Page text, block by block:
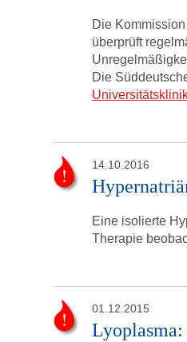
Die
überprüft
Die
14.10.2016
Eine isolierte
Therapie
01.12.2015